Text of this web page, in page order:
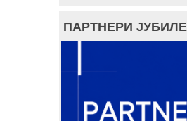
ПАРТНЕРИ